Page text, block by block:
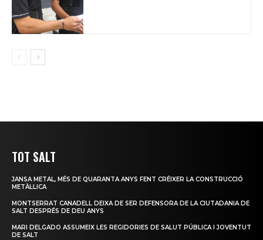
TOT SALT
JANSA METAL, MÉS DE QUARANTA ANYS FENT CRÉIXER LA CONSTRUCCIÓ
METÀL·LICA
MONTSERRAT CANADELL DEIXA DE SER DEFENSORA DE LA CIUTADANIA DE
SALT DESPRÉS DE DEU ANYS
MARI DELGADO ASSUMEIX LES REGIDORIES DE SALUT PÚBLICA I JOVENTUT
DE SALT